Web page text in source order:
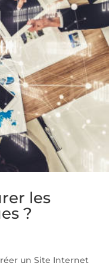
les
?
un Site Internet